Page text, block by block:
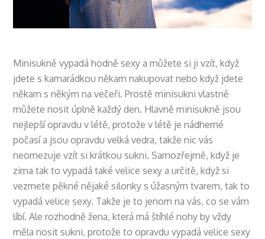
Minisukně vypadá hodně sexy a můžete si ji vzít, když
jdete s kamarádkou někam nakupovat nebo když jdete
někam s někým na večeři. Prostě minisukni vlastně
můžete nosit úplně každý den. Hlavně minisukně jsou
nejlepší opravdu v létě, protože v létě je nádherné
počasí a jsou opravdu velká vedra, takže nic vás
neomezuje vzít si krátkou sukni. Samozřejmě, když je
zima tak to vypadá také velice sexy a určitě, když si
vezmete pěkné nějaké silonky s úžasným tvarem, tak to
vypadá velice sexy. Takže je to jenom na vás, co se vám
líbí. Ale rozhodně žena, která má štíhlé nohy by vždy
měla nosit sukni, protože to opravdu vypadá velice sexy